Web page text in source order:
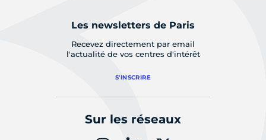
Les newsletters de Paris
Recevez directement par email
l'actualité de vos centres d'intérêt
S'INSCRIRE
Sur les réseaux